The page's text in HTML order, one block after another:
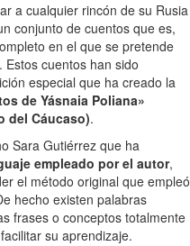
a cualquier rincón de su Rusia
conjunto de cuentos que es,
en el que se pretende
cuentos han sido
especial que ha creado la
de Yásnaia Poliana»
del Cáucaso).
Sara Gutiérrez que ha
empleado por el autor,
el método original que empleó
hecho existen palabras
frases o conceptos totalmente
su aprendizaje.